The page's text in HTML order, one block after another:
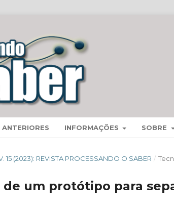
ANTERIORES INFORMAÇÕES SOBRE
15 (2023): REVISTA PROCESSANDO O SABER /
de um protótipo para